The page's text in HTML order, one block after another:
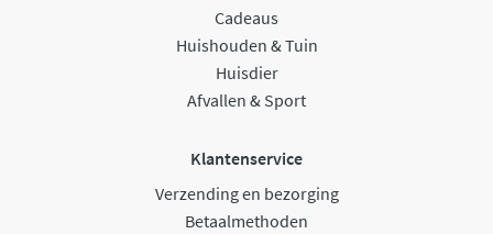
Cadeaus
Huishouden & Tuin
Huisdier
Afvallen & Sport
Klantenservice
Verzending en bezorging
Betaalmethoden